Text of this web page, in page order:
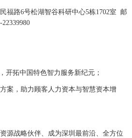
福路6号松湖智谷科研中心5栋1702室 邮
拓中国特色智力服务新纪元；
，助力顾客人力资本与智慧资本增
战略伙伴、成为深圳最前沿、全方位